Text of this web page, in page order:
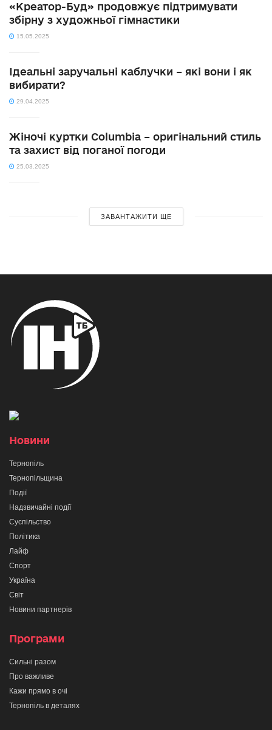
«Креатор-Буд» продовжує підтримувати
збірну з художньої гімнастики
15.05.2025
Ідеальні заручальні каблучки – які вони і як
вибирати?
29.04.2025
Жіночі куртки Columbia – оригінальний стиль
та захист від поганої погоди
25.03.2025
ЗАВАНТАЖИТИ ЩЕ
Новини
Тернопіль
Тернопільщина
Події
Надзвичайні події
Суспільство
Політика
Лайф
Спорт
Україна
Світ
Новини партнерів
Програми
Сильні разом
Про важливе
Кажи прямо в очі
Тернопіль в деталях